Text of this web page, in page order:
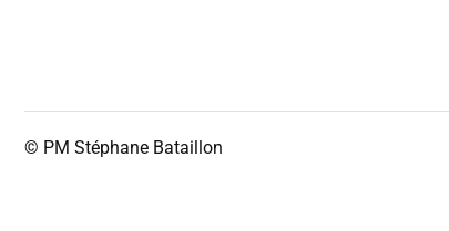
© PM Stéphane Bataillon